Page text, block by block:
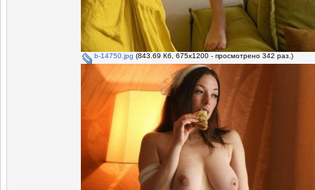
b-14750.jpg (843.69 Кб, 675x1200 - просмотрено 342 раз.)